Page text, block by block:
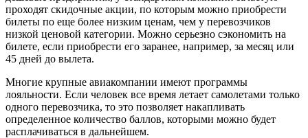
проходят скидочные акции, по которым можно приобрести
билеты по еще более низким ценам, чем у перевозчиков
низкой ценовой категории. Можно серьезно сэкономить на
билете, если приобрести его заранее, например, за месяц или
45 дней до вылета.
Многие крупные авиакомпании имеют программы
лояльности. Если человек все время летает самолетами только
одного перевозчика, то это позволяет накапливать
определенное количество баллов, которыми можно будет
расплачиваться в дальнейшем.